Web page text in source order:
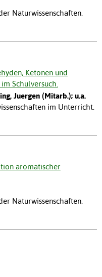
Naturwissenschaften.
Ketonen und
Schulversuch.
Juergen (Mitarb.); u.a.
im Unterricht.
aromatischer
Naturwissenschaften.